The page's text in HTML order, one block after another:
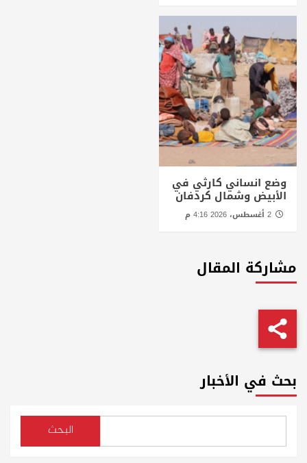
وضع انساني كارثي في
الأبيض وشمال كردفان
مشاركة المقال
بحث في الأخبار
البحث